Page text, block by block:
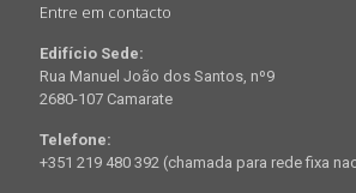
Entre em contacto
Edifício Sede:
Rua Manuel João dos Santos, nº9
2680-107 Camarate
Telefone:
+351 219 480 392 (chamada para rede fixa